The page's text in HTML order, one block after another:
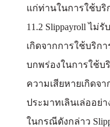
แก่ท่านในการใช้บริ
11.2 Slippayroll ไม่
เกิดจากการใช้บริก
บกพร่องในการใช้บ
ความเสียหายเกิดจ
ประมาทเลินเล่ออย่า
ในกรณีดังกล่าว